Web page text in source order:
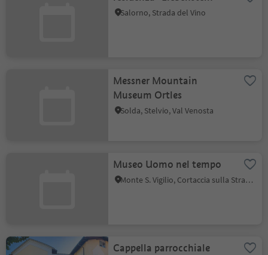
Salorno, Strada del Vino
Messner Mountain
Museum Ortles
Solda, Stelvio, Val Venosta
Museo Uomo nel tempo
Monte S. Vigilio, Cortaccia sulla Strada del Vino, Strada del Vino
Cappella parrocchiale